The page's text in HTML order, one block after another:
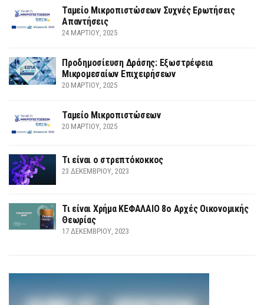
Ταμείο Μικροπιστώσεων Συχνές Ερωτήσεις
Απαντήσεις
24 ΜΑΡΤΊΟΥ, 2025
Προδημοσίευση Δράσης: Εξωστρέφεια
Μικρομεσαίων Επιχειρήσεων
20 ΜΑΡΤΊΟΥ, 2025
Ταμείο Μικροπιστώσεων
20 ΜΑΡΤΊΟΥ, 2025
Τι είναι ο στρεπτόκοκκος
23 ΔΕΚΕΜΒΡΊΟΥ, 2023
Τι είναι Χρήμα ΚΕΦΑΛΑΙΟ 8ο Αρχές Οικονομικής
Θεωρίας
17 ΔΕΚΕΜΒΡΊΟΥ, 2023